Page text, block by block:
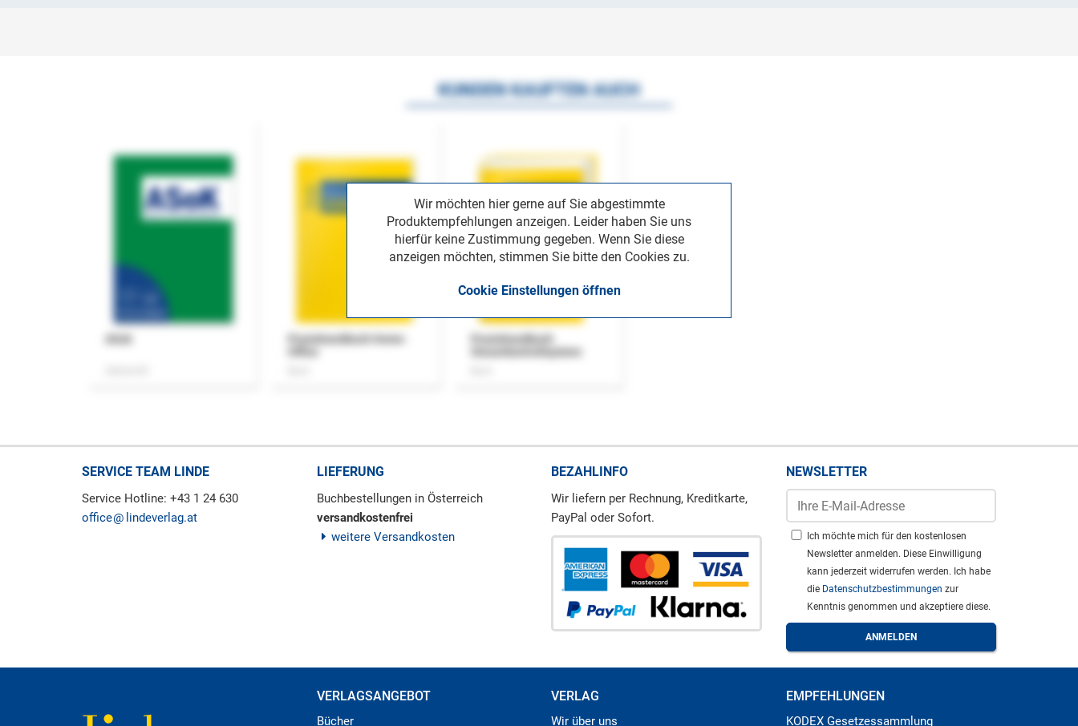
Wir möchten hier gerne auf Sie abgestimmte
Produktempfehlungen anzeigen. Leider haben Sie uns
hierfür keine Zustimmung gegeben. Wenn Sie diese
anzeigen möchten, stimmen Sie bitte den Cookies zu.
Cookie Einstellungen öffnen
KUNDEN KAUFTEN AUCH
Praxishandbuch Home-
Praxishandbuch
SERVICE TEAM LINDE
Service Hotline: +43 1 24 630
office
lindeverlag.at
LIEFERUNG
Buchbestellungen in Österreich
versandkostenfrei
weitere Versandkosten
BEZAHLINFO
Wir liefern per Rechnung, Kreditkarte,
PayPal oder Sofort.
NEWSLETTER
Ich möchte mich für den kostenlosen
Newsletter anmelden. Diese Einwilligung
kann jederzeit widerrufen werden. Ich habe
die Datenschutzbestimmungen zur
Kenntnis genommen und akzeptiere diese.
VERLAGSANGEBOT
Bücher
VERLAG
Wir über uns
EMPFEHLUNGEN
KODEX Gesetzessammlung